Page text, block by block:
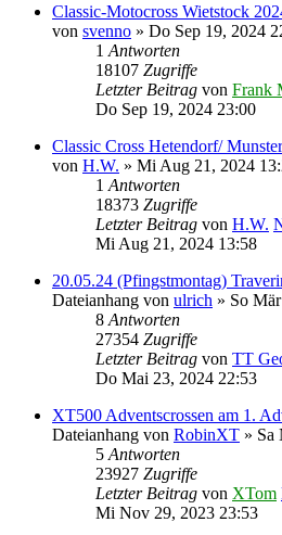
Classic-Motocross Wietstock
von svenno » Do Sep 19, 2024
1 Antworten
18107 Zugriffe
Letzter Beitrag von Frank
Do Sep 19, 2024 23:00
Classic Cross Hetendorf/
von H.W. » Mi Aug 21, 2024
1 Antworten
18373 Zugriffe
Letzter Beitrag von H.W.
Mi Aug 21, 2024 13:58
20.05.24 (Pfingstmontag)
Dateianhang von ulrich » So
8 Antworten
27354 Zugriffe
Letzter Beitrag von TT
Do Mai 23, 2024 22:53
XT500 Adventscrossen am 1.
Dateianhang von RobinXT » Sa
5 Antworten
23927 Zugriffe
Letzter Beitrag von XTom
Mi Nov 29, 2023 23:53